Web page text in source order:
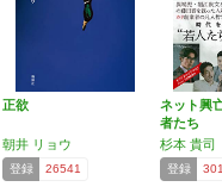
正欲
朝井 リョウ
登録 26541
ネット興
者たち
杉本 貴司
登録 301